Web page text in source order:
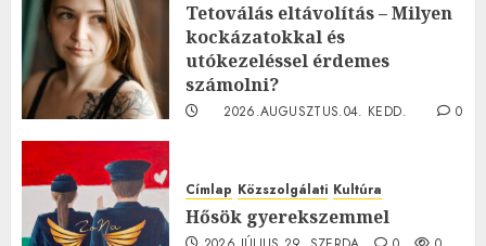
Tetoválás eltávolítás – Milyen
kockázatokkal és
utókezeléssel érdemes
számolni?
2026.AUGUSZTUS.04. KEDD.
0
Címlap Közszolgálati Kultúra
Hősök gyerekszemmel